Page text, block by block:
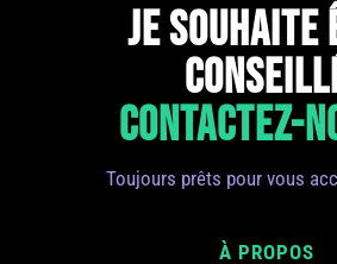
JE SOUHAITE
CONTACTEZ-
Toujours prêts pour vous
À PROPOS